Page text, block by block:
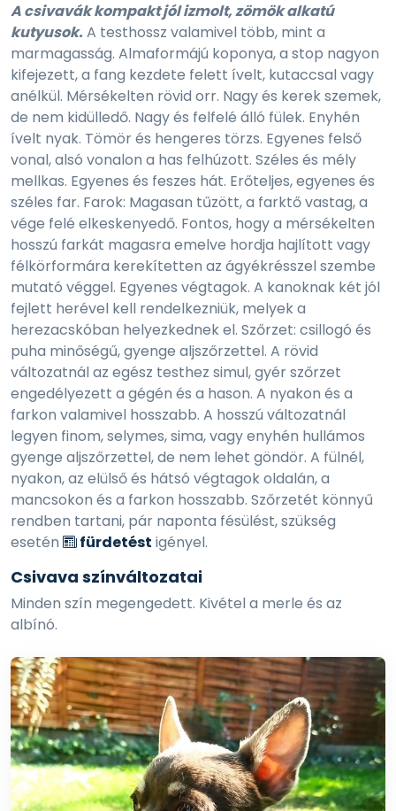
A csivavák kompakt jól izmolt, zömök alkatú
kutyusok.A testhossz valamivel több, mint a
marmagasság. Almaformájú koponya, a stop nagyon
kifejezett, a fang kezdete felett ívelt, kutaccsal vagy
anélkül. Mérsékelten rövid orr. Nagy és kerek szemek,
de nem kidülledő. Nagy és felfelé álló fülek. Enyhén
ívelt nyak. Tömör és hengeres törzs. Egyenes felső
vonal, alsó vonalon a has felhúzott. Széles és mély
mellkas. Egyenes és feszes hát. Erőteljes, egyenes és
széles far. Farok: Magasan tűzött, a farktő vastag, a
vége felé elkeskenyedő. Fontos, hogy a mérsékelten
hosszú farkát magasra emelve hordja hajlított vagy
félkörformára kerekítetten az ágyékrésszel szembe
mutató véggel. Egyenes végtagok. A kanoknak két jól
fejlett herével kell rendelkezniük, melyek a
herezacskóban helyezkednek el. Szőrzet: csillogó és
puha minőségű, gyenge aljszőrzettel. A rövid
változatnál az egész testhez simul, gyér szőrzet
engedélyezett a gégén és a hason. A nyakon és a
farkon valamivel hosszabb. A hosszú változatnál
legyen finom, selymes, sima, vagy enyhén hullámos
gyenge aljszőrzettel, de nem lehet göndör. A fülnél,
nyakon, az elülső és hátsó végtagok oldalán, a
mancsokon és a farkon hosszabb. Szőrzetét könnyű
rendben tartani, pár naponta fésülést, szükség
esetén
fürdetést igényel.
Csivava színváltozatai
Minden szín megengedett. Kivétel a merle és az
albínó.